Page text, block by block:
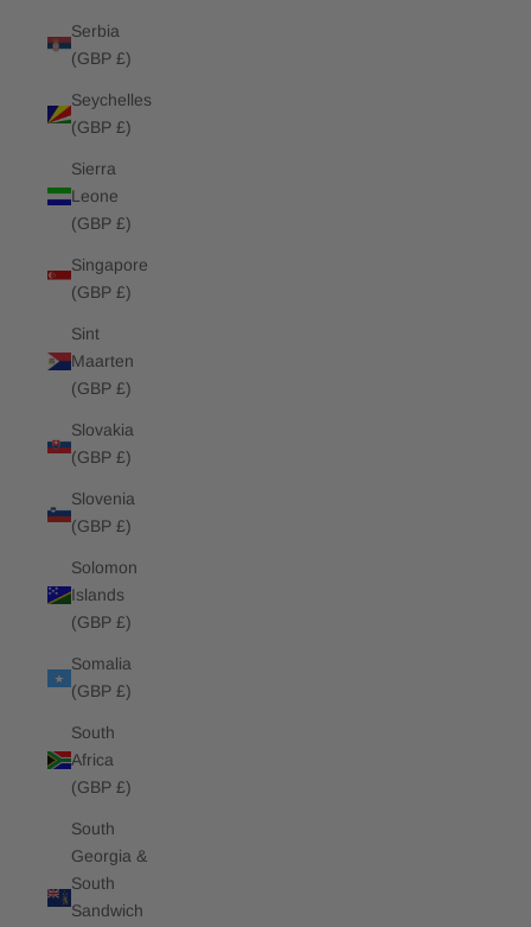
Serbia
(GBP £)
Seychelles
(GBP £)
Sierra
Leone
(GBP £)
Singapore
(GBP £)
Sint
Maarten
(GBP £)
Slovakia
(GBP £)
Slovenia
(GBP £)
Solomon
Islands
(GBP £)
Somalia
(GBP £)
South
Africa
(GBP £)
South
Georgia &
South
Sandwich